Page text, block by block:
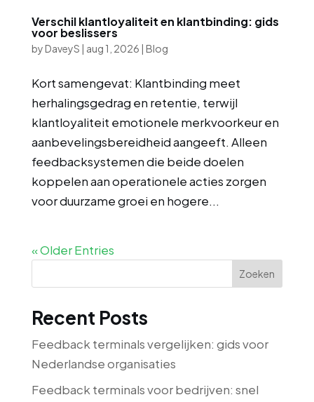
Verschil klantloyaliteit en klantbinding: gids
voor beslissers
byDaveyS aug 1, 2026 Blog
Kort samengevat: Klantbinding meet
herhalingsgedrag en retentie, terwijl
klantloyaliteit emotionele merkvoorkeur en
aanbevelingsbereidheid aangeeft. Alleen
feedbacksystemen die beide doelen
koppelen aan operationele acties zorgen
voor duurzame groei en hogere...
« Older Entries
Zoeken
Recent Posts
Feedback terminals vergelijken: gids voor
Nederlandse organisaties
Feedback terminals voor bedrijven: snel